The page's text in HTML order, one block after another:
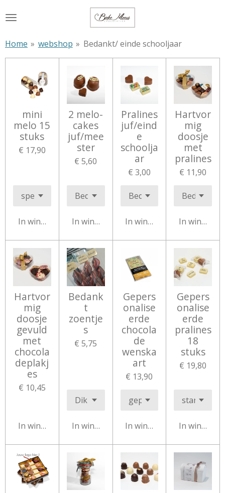
direct
de
hoofdinhoud
Home » webshop » Bedankt/ einde schooljaar
mini
melo 15
stuks
€ 17,90
In winkelwagen
2 melo-
cakes
juf/mee
ster
€ 5,60
In winkelwagen
Pralines
juf/eind
e
schoolja
ar
€ 3,00
In winkelwagen
Hartvor
mig
doosje
met
pralines
€ 11,90
In
Hartvor
mig
doosje
gevuld
met
chocola
deplakj
es
€ 10,45
In winkelwagen
Bedank
t
zoentje
s
€ 5,75
In winkelwagen
Gepers
onalise
erde
chocola
de
wenska
art
€ 13,90
In winkelwagen
Gepers
onalise
erde
pralines
18
stuks
€ 19,80
In